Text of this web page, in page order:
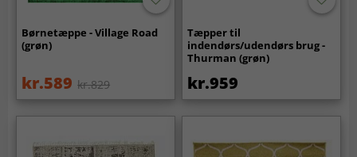
Børnetæppe - Village Road
(grøn)
kr.589 kr.829
Tæpper til
indendørs/udendørs brug -
Thurman (grøn)
kr.959